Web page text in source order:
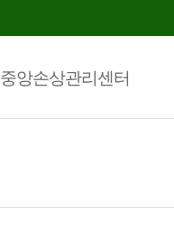
중앙손상관리센터